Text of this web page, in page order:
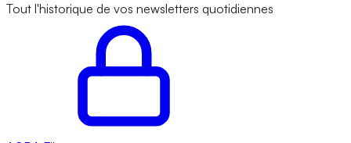
Tout l'historique de vos newsletters quotidiennes